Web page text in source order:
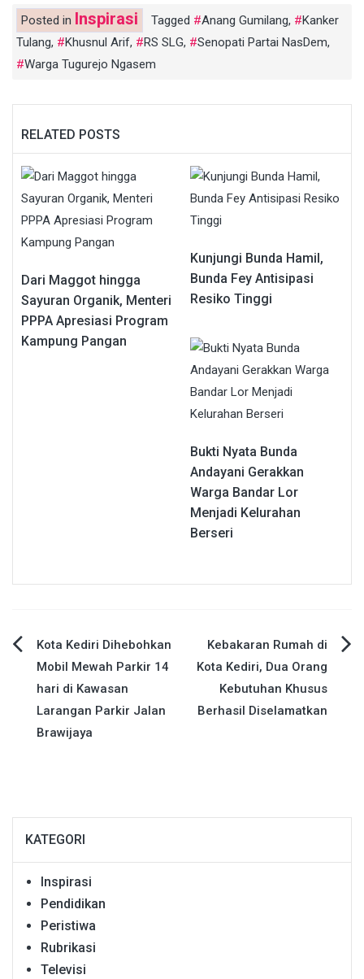
Posted in Inspirasi Tagged Anang Gumilang,
Kanker
Tulang, Khusnul Arif, RS SLG, Senopati Partai NasDem,
Warga Tugurejo Ngasem
RELATED POSTS
Dari Maggot hingga
Sayuran Organik, Menteri
PPPA Apresiasi Program
Kampung Pangan
Kunjungi Bunda Hamil,
Bunda Fey Antisipasi
Resiko Tinggi
Bukti Nyata Bunda
Andayani Gerakkan
Warga Bandar Lor
Menjadi Kelurahan
Berseri
Navigasi
pos
Kota Kediri Dihebohkan
Mobil Mewah Parkir 14
hari di Kawasan
Larangan Parkir Jalan
Brawijaya
Kebakaran Rumah di
Kota Kediri, Dua Orang
Kebutuhan Khusus
Berhasil Diselamatkan
KATEGORI
Inspirasi
Pendidikan
Peristiwa
Rubrikasi
Televisi